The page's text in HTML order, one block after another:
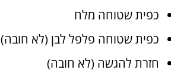
כפית שטוחה מלח
כפית שטוחה פלפל לבן (לא חובה)
חזרת להגשה (לא חובה)